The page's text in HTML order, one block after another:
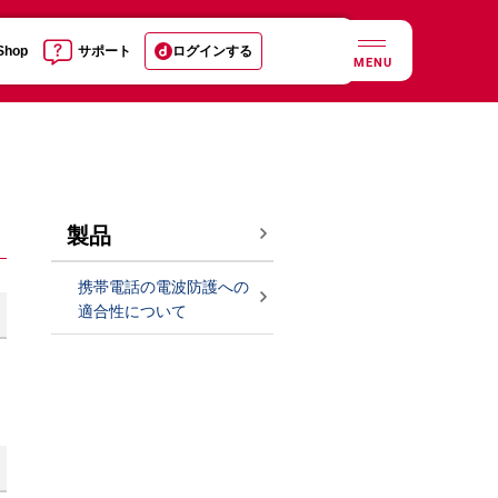
サポート ログインする
MENU
製品
携帯電話の電波防護への
適合性について